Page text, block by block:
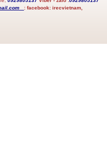
:facebook: irecvietnam,